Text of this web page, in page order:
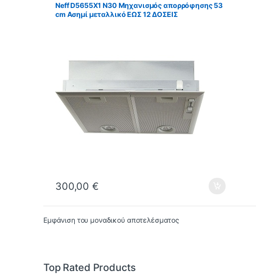
Neff D5655X1 N30 Μηχανισμός απορρόφησης 53
cm Ασημί μεταλλικό ΕΩΣ 12 ΔΟΣΕΙΣ
300,00€
Εμφάνιση του μοναδικού αποτελέσματος
Top Rated Products